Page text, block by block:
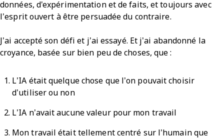
données, d'expérimentation et de faits, et toujours avec
l’esprit ouvert à être persuadée du contraire.
J’ai accepté son défi et j’ai essayé. Et j’ai abandonné la
croyance, basée sur bien peu de choses, que :
L’IA était quelque chose que l’on pouvait choisir
d’utiliser ou non
L’IA n’avait aucune valeur pour mon travail
Mon travail était tellement centré sur l’humain que